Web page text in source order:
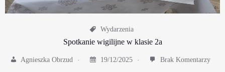
Wydarzenia
Spotkanie wigilijne w klasie 2a
Agnieszka Obrzud 19/12/2025 Brak Komentarzy